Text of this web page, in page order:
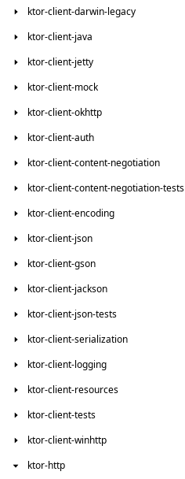
ktor-client-darwin-legacy
ktor-client-java
ktor-client-jetty
ktor-client-mock
ktor-client-okhttp
ktor-client-auth
ktor-client-content-negotiation
ktor-client-content-negotiation-tests
ktor-client-encoding
ktor-client-json
ktor-client-gson
ktor-client-jackson
ktor-client-json-tests
ktor-client-serialization
ktor-client-logging
ktor-client-resources
ktor-client-tests
ktor-client-winhttp
ktor-http